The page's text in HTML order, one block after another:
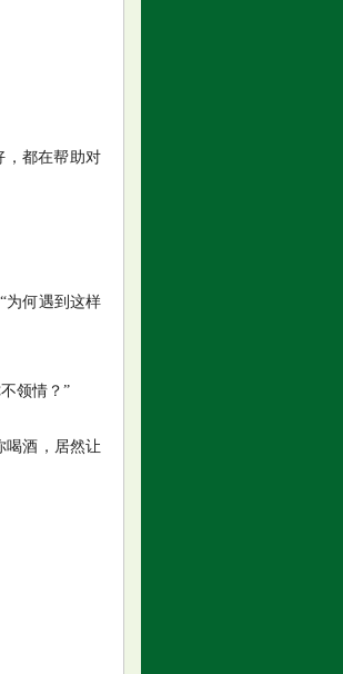
，都在帮助对
为何遇到这样
领情？”
喝酒，居然让